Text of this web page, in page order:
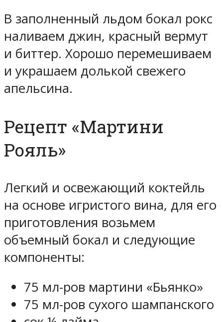
В заполненный льдом бокал рокс
наливаем джин, красный вермут
и биттер. Хорошо перемешиваем
и украшаем долькой свежего
апельсина.
Рецепт «Мартини
Рояль»
Легкий и освежающий коктейль
на основе игристого вина, для его
приготовления возьмем
объемный бокал и следующие
компоненты:
75 мл-ров мартини «Бьянко»
75 мл-ров сухого шампанского